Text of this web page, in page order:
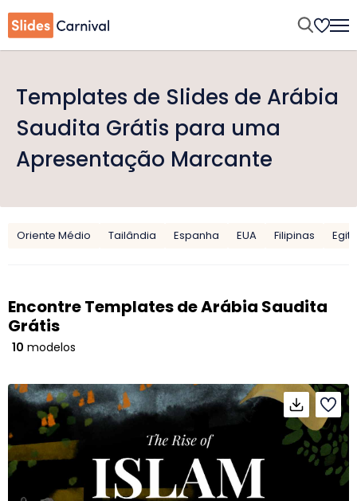
Templates de Slides de Arábia
Saudita Grátis para uma
Apresentação Marcante
Oriente Médio Tailândia Espanha EUA Filipinas Egito
Encontre Templates de Arábia Saudita
Grátis
10 modelos